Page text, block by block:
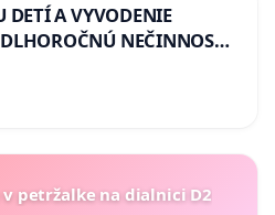
DETÍ A VYVODENIE
NEČINNOSŤ
petržalke na dialnici D2